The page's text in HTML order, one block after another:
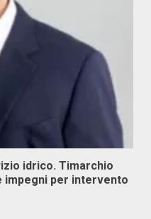
idrico. Timarchio
impegni per intervento